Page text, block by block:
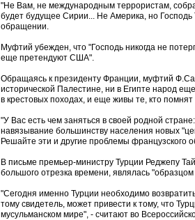
"Не Вам, не международным террористам,
будет будущее Сирии... Не Америка, но Господь
обращении.
Муфтий убежден, что "Господь никогда не
еще претендуют США".
Обращаясь к президенту Франции, муфтий
исторической Палестине, ни в Египте народ
в крестовых походах, и еще живы те, кто
"У Вас есть чем заняться в своей родной
навязывание большинству населения новых
Решайте эти и другие проблемы
В письме премьер-министру Турции Реджепу
большого отрезка времени, являлась
"Сегодня именно Турции необходимо
тому свидетель, может привести к тому, что
мусульманском мире", - считают во